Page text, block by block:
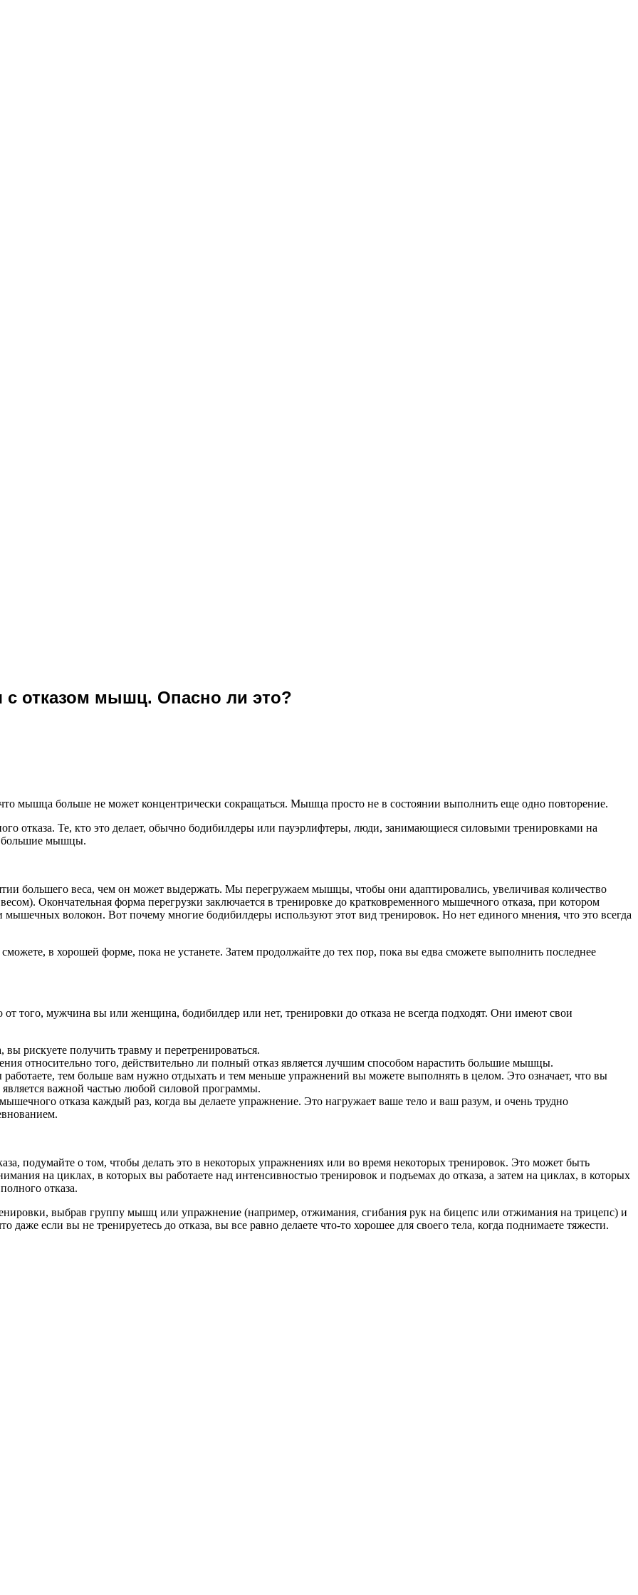
с отказом мышц. Опасно ли это?
мышца больше не может концентрически сокращаться. Мышца просто не в состоянии выполнить еще одно повторение.
отказа. Те, кто это делает, обычно бодибилдеры или пауэрлифтеры, люди, занимающиеся силовыми тренировками на
большие мышцы.
большего веса, чем он может выдержать. Мы перегружаем мышцы, чтобы они адаптировались, увеличивая количество
Окончательная форма перегрузки заключается в тренировке до кратковременного мышечного отказа, при котором
мышечных волокон. Вот почему многие бодибилдеры используют этот вид тренировок. Но нет единого мнения, что это всегда
в хорошей форме, пока не устанете. Затем продолжайте до тех пор, пока вы едва сможете выполнить последнее
того, мужчина вы или женщина, бодибилдер или нет, тренировки до отказа не всегда подходят. Они имеют свои
вы рискуете получить травму и перетренироваться.
относительно того, действительно ли полный отказ является лучшим способом нарастить большие мышцы.
работаете, тем больше вам нужно отдыхать и тем меньше упражнений вы можете выполнять в целом. Это означает, что вы
является важной частью любой силовой программы.
отказа каждый раз, когда вы делаете упражнение. Это нагружает ваше тело и ваш разум, и очень трудно
подумайте о том, чтобы делать это в некоторых упражнениях или во время некоторых тренировок. Это может быть
на циклах, в которых вы работаете над интенсивностью тренировок и подъемах до отказа, а затем на циклах, в которых
отказа.
выбрав группу мышц или упражнение (например, отжимания, сгибания рук на бицепс или отжимания на трицепс) и
если вы не тренируетесь до отказа, вы все равно делаете что-то хорошее для своего тела, когда поднимаете тяжести.